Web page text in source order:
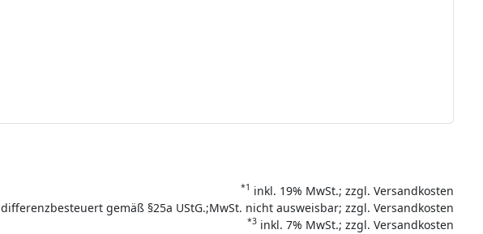
*1 inkl. 19% MwSt.; zzgl. Versandkosten
differenzbesteuert gemäß §25a UStG.;MwSt. nicht ausweisbar; zzgl. Versandkosten
*3 inkl. 7% MwSt.; zzgl. Versandkosten